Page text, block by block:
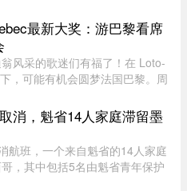
Picard介绍，被盗地点位于
区Duluth Es ...
最新大奖：游巴黎看席
风采的歌迷们有福了！在 Loto-
，可能有机会圆梦法国巴黎。周
活动，将抽出两位幸运歌迷（每
，邀他们亲临现 ...
消，魁省14人家庭滞留墨
航班，一个来自魁省的14人家庭
，其中包括5名由魁省青年保护